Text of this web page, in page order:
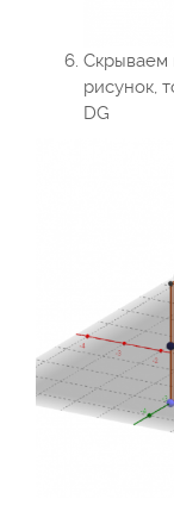
Скрываем
рисунок,
DG